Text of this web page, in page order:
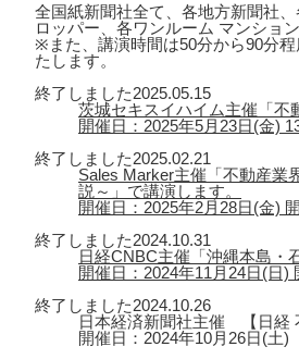
全国紙新聞社全て、各地方新聞社
ロッパー、各ワンルーム マンショ
※また、講演時間は50分から90分
たします。
終了しました2025.05.15
茨城セキスイハイム主催「不
開催日：2025年5月23日(金)
終了しました2025.02.21
Sales Marker主催「不動産業
説～」で講演します。
開催日：2025年2月28日(金)
終了しました2024.10.31
日経CNBC主催「沖縄本島・
開催日：2024年11月24日(日)
終了しました2024.10.26
日本経済新聞社主催 【日経
開催日：2024年10月26日(土)